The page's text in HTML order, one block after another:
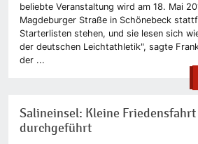
beliebte Veranstaltung wird am 18. Mai
Magdeburger Straße in Schönebeck
Starterlisten stehen, und sie lesen sich
der deutschen Leichtathletik", sagte
der ...
Salineinsel: Kleine
durchgeführt